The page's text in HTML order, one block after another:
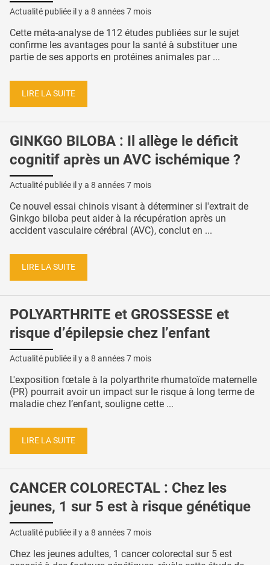
Actualité publiée il y a 8 années 7 mois
Cette méta-analyse de 112 études publiées sur le sujet
confirme les avantages pour la santé à substituer une
partie de ses apports en protéines animales par ...
LIRE LA SUITE
GINKGO BILOBA : Il allège le déficit
cognitif après un AVC ischémique ?
Actualité publiée il y a 8 années 7 mois
Ce nouvel essai chinois visant à déterminer si l'extrait de
Ginkgo biloba peut aider à la récupération après un
accident vasculaire cérébral (AVC), conclut en ...
LIRE LA SUITE
POLYARTHRITE et GROSSESSE et
risque d’épilepsie chez l’enfant
Actualité publiée il y a 8 années 7 mois
L'exposition fœtale à la polyarthrite rhumatoïde maternelle
(PR) pourrait avoir un impact sur le risque à long terme de
maladie chez l’enfant, souligne cette ...
LIRE LA SUITE
CANCER COLORECTAL : Chez les
jeunes, 1 sur 5 est à risque génétique
Actualité publiée il y a 8 années 7 mois
Chez les jeunes adultes, 1 cancer colorectal sur 5 est